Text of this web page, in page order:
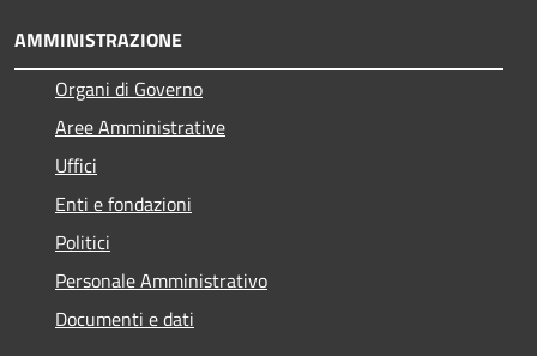
AMMINISTRAZIONE
Organi di Governo
Aree Amministrative
Uffici
Enti e fondazioni
Politici
Personale Amministrativo
Documenti e dati